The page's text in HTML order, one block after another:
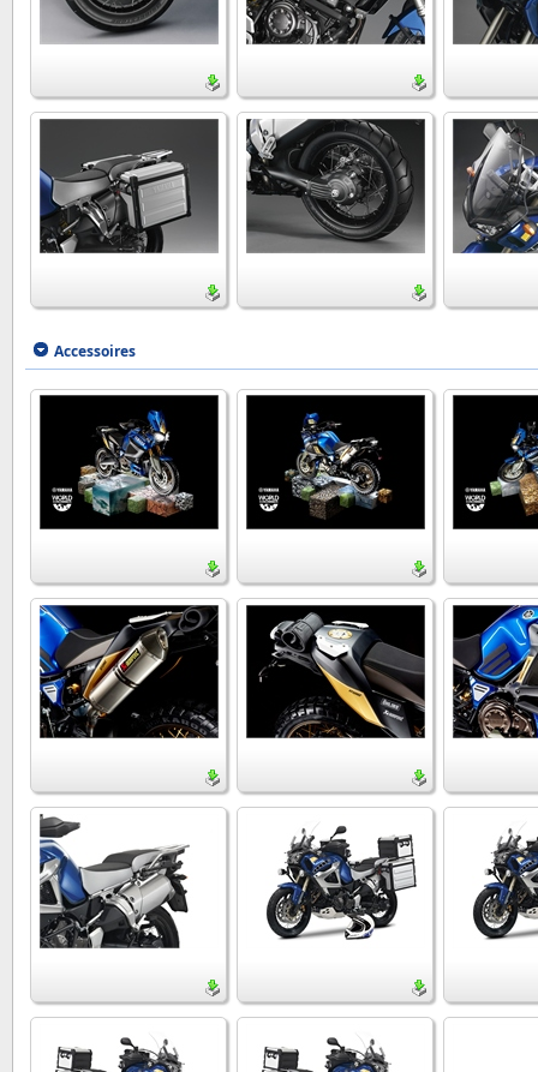
Accessoires